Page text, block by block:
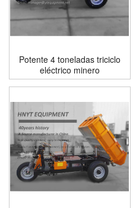
Potente 4 toneladas triciclo
eléctrico minero